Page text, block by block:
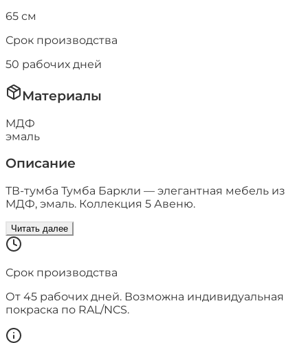
65 см
Срок производства
50 рабочих дней
Материалы
МДФ
эмаль
Описание
ТВ-тумба Тумба Баркли — элегантная мебель из
МДФ, эмаль. Коллекция 5 Авеню.
Читать далее
Срок производства
От 45 рабочих дней. Возможна индивидуальная
покраска по RAL/NCS.